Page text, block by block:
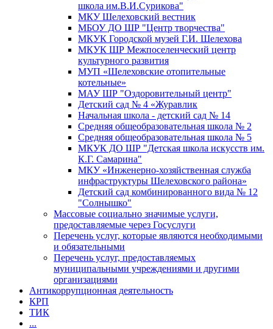
школа им.В.И.Сурикова"
МКУ Шелеховский вестник
МБОУ ДО ШР "Центр творчества"
МКУК Городской музей Г.И. Шелехова
МКУК ШР Межпоселенческий центр
культурного развития
МУП «Шелеховские отопительные
котельные»
МАУ ШР "Оздоровительный центр"
Детский сад № 4 «Журавлик
Начальная школа - детский сад № 14
Средняя общеобразовательная школа № 2
Средняя общеобразовательная школа № 5
МКУК ДО ШР "Детская школа искусств им.
К.Г. Самарина"
МКУ «Инженерно-хозяйственная служба
инфраструктуры Шелеховского района»
Детский сад комбинированного вида № 12
"Солнышко"
Массовые социально значимые услуги,
предоставляемые через Госуслуги
Перечень услуг, которые являются необходимыми
и обязательными
Перечень услуг, предоставляемых
муниципальными учреждениями и другими
организациями
Антикоррупционная деятельность
КРП
ТИК
...